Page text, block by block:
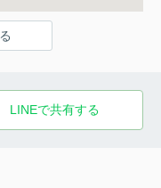
LINEで共有する